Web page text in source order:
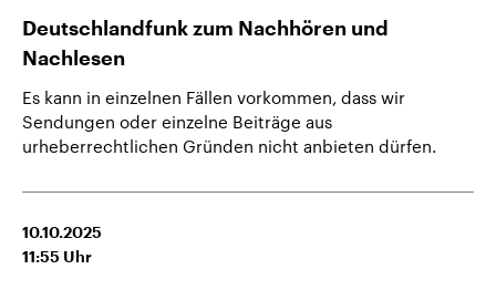
Deutschlandfunk zum Nachhören und
Nachlesen
Es kann in einzelnen Fällen vorkommen, dass wir
Sendungen oder einzelne Beiträge aus
urheberrechtlichen Gründen nicht anbieten dürfen.
10.10.2025
11:55 Uhr